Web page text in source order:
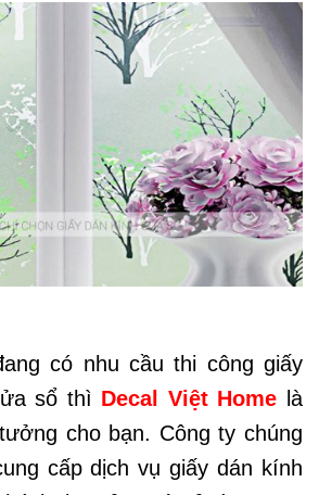
có nhu cầu thi công giấy
sổ thì Decal Việt Home là
cho bạn. Công ty chúng
cấp dịch vụ giấy dán kính